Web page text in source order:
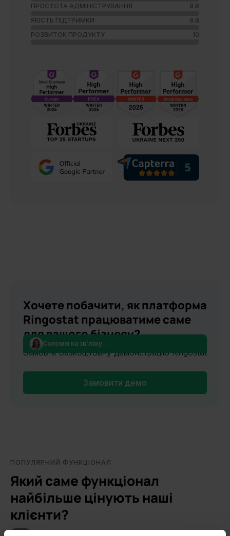
ПРОСТОТА АДМІНІСТРУВАННЯ
9.8
ЯКІСТЬ ПІДТРИМКИ
9.8
РОЗВИТОК ПРОДУКТУ
10
Хочете побачити, як платформа
Ringostat працюватиме саме
для вашого бізнесу?
Замовте безкоштовну демонстрацію Ringostat
Замовити демо
Соломія на зв’язку...
ПОПУЛЯРНИЙ ФУНКЦІОНАЛ
Який саме функціонал
найбільше цінують наші
клієнти?